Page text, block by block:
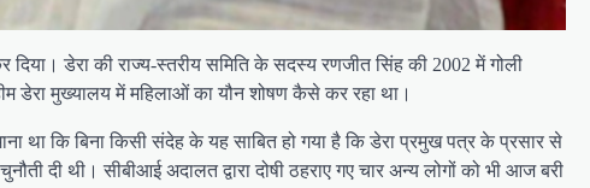
दिया। डेरा की राज्य-स्तरीय समिति के सदस्य रणजीत सिंह की 2002 में गोली
डेरा मुख्यालय में महिलाओं का यौन शोषण कैसे कर रहा था।
था कि बिना किसी संदेह के यह साबित हो गया है कि डेरा प्रमुख पत्र के प्रसार से
दी थी। सीबीआई अदालत द्वारा दोषी ठहराए गए चार अन्य लोगों को भी आज बरी